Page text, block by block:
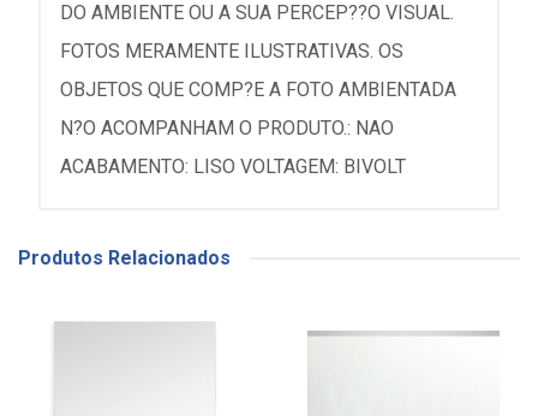
DO AMBIENTE OU A SUA PERCEP??O VISUAL.
FOTOS MERAMENTE ILUSTRATIVAS. OS
OBJETOS QUE COMP?E A FOTO AMBIENTADA
N?O ACOMPANHAM O PRODUTO.: NAO
ACABAMENTO: LISO VOLTAGEM: BIVOLT
Produtos Relacionados